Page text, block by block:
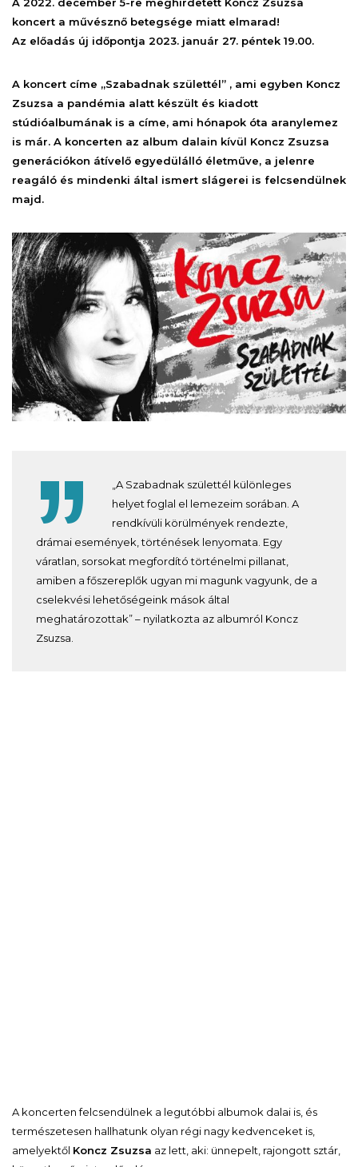
koncert a művésznő betegsége miatt elmarad!
Az előadás új időpontja 2023. január 27. péntek 19.00.
A koncert címe „Szabadnak születtél” , ami egyben Koncz
Zsuzsa a pandémia alatt készült és kiadott
stúdióalbumának is a címe, ami hónapok óta aranylemez
is már. A koncerten az album dalain kívül Koncz Zsuzsa
generációkon átívelő egyedülálló életműve, a jelenre
reagáló és mindenki által ismert slágerei is felcsendülnek
majd.
„A Szabadnak születtél különleges
helyet foglal el lemezeim sorában. A
rendkívüli körülmények rendezte,
drámai események, történések lenyomata. Egy
váratlan, sorsokat megfordító történelmi pillanat,
amiben a főszereplők ugyan mi magunk vagyunk, de a
cselekvési lehetőségeink mások által
meghatározottak” – nyilatkozta az albumról Koncz
Zsuzsa.
A koncerten felcsendülnek a legutóbbi albumok dalai is, és
természetesen hallhatunk olyan régi nagy kedvenceket is,
amelyektől Koncz Zsuzsa az lett, aki: ünnepelt, rajongott sztár,